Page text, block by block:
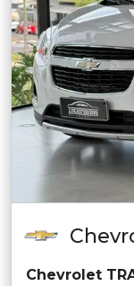
Chevrolet